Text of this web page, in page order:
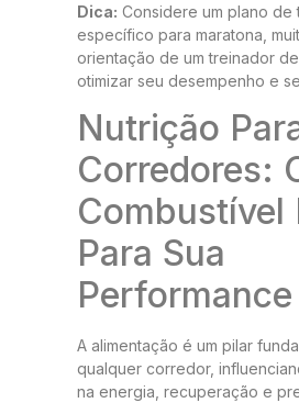
Dica: Considere um plano de
específico para maratona,
orientação de um treinador
otimizar seu desempenho e
Nutrição
Corredores:
Combustível
Para Sua
Performance
A alimentação é um pilar
qualquer corredor,
na energia, recuperação e